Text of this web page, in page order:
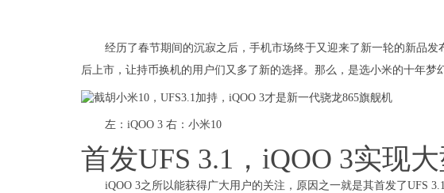
经历了春节期间的沉寂之后，手机市场终于又迎来了新一轮的新品发
后上市，让持币换机的用户们又多了新的选择。那么，是选小米的十年梦
左：iQOO 3 右：小米10
首发UFS 3.1，iQOO 3实现
iQOO 3之所以能获得广大用户的关注，原因之一就是其首发了UFS